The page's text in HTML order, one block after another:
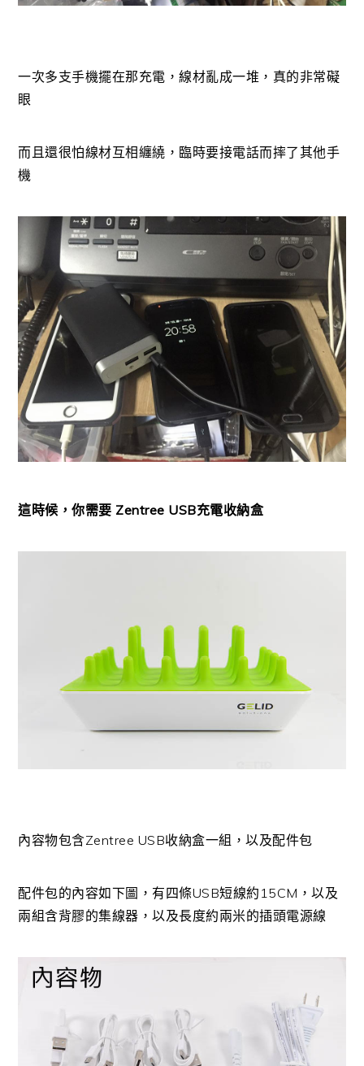
一次多支手機擺在那充電，線材亂成一堆，真的非常礙
眼
而且還很怕線材互相纏繞，臨時要接電話而摔了其他手
機
這時候，你需要 Zentree USB充電收納盒
內容物包含Zentree USB收納盒一組，以及配件包
配件包的內容如下圖，有四條USB短線約15CM，以及
兩組含背膠的集線器，以及長度約兩米的插頭電源線